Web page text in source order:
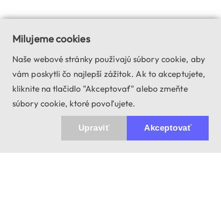
Milujeme cookies
Naše webové stránky používajú súbory cookie, aby
vám poskytli čo najlepší zážitok. Ak to akceptujete,
kliknite na tlačidlo "Akceptovať" alebo zmeňte
súbory cookie, ktoré povoľujete.
Akceptovať
Upraviť